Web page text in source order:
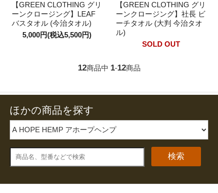
【GREEN CLOTHING グリ
ーンクロージング】LEAF
バスタオル (今治タオル)
5,000円(税込5,500円)
【GREEN CLOTHING グリ
ーンクロージング】社長 ビ
ーチタオル (大判 今治タオ
ル)
SOLD OUT
12商品中 1-12商品
ほかの商品を探す
検索